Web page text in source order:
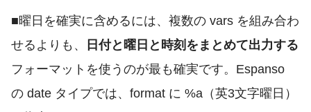
■曜日を確実に含めるには、複数の vars を組み合わ
せるよりも、
日付と曜日と時刻をまとめて出力する
フォーマットを使うのが最も確実です。Espanso
の date タイプでは、 format に %a （英3文字曜日）